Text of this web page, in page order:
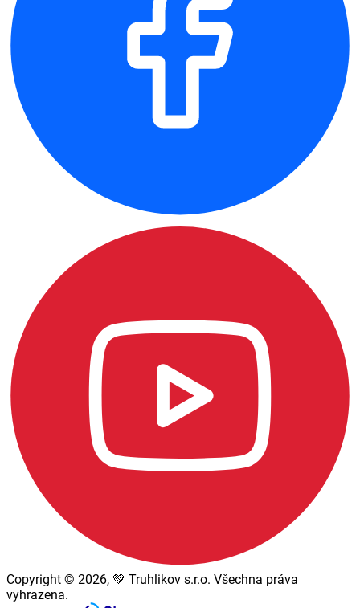
Copyright © 2026, 💚 Truhlikov s.r.o. Všechna práva
vyhrazena.